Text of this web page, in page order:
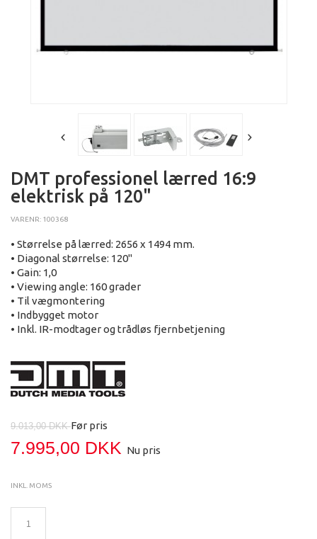
DMT professionel lærred 16:9
elektrisk på 120"
VARENR: 100368
• Størrelse på lærred: 2656 x 1494 mm.
• Diagonal størrelse: 120"
• Gain: 1,0
• Viewing angle: 160 grader
• Til vægmontering
• Indbygget motor
• Inkl. IR-modtager og trådløs fjernbetjening
9.013,00 DKKFør pris
7.995,00 DKK Nu pris
INKL. MOMS